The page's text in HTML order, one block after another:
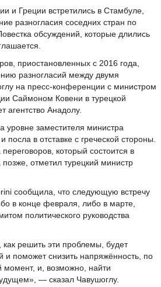
и Греции встретились в Стамбуле,
разногласия соседних стран по
обсуждений, которые длились
приостановленных с 2016 года,
разногласий между двумя
на пресс-конференции с министром
Саймоном Ковени в турецкой
агентство Анадолу.
уровне заместителя министра
посла в отставке с греческой стороны.
который состоится в
отметил турецкий министр
сообщила, что следующую встречу
в конце февраля, либо в марте,
политического руководства
решить эти проблемы, будет
и поможет снизить напряжённость, по
и, возможно, найти
— сказал Чавушоглу.